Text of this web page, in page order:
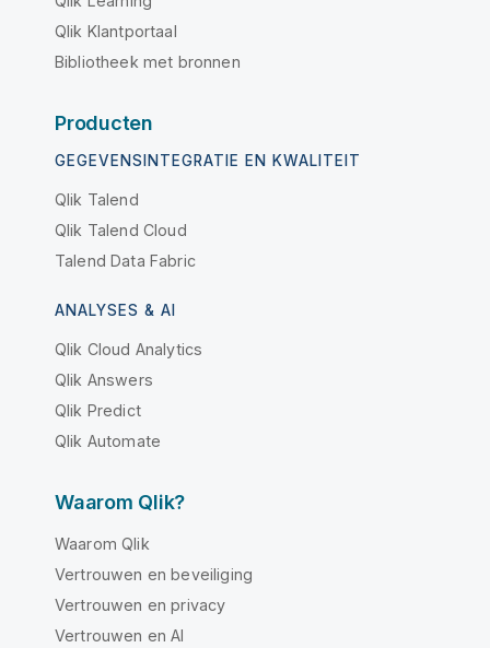
Qlik Klantportaal
Bibliotheek met bronnen
Producten
GEGEVENSINTEGRATIE EN KWALITEIT
Qlik Talend
Qlik Talend Cloud
Talend Data Fabric
ANALYSES & AI
Qlik Cloud Analytics
Qlik Answers
Qlik Predict
Qlik Automate
Waarom Qlik?
Waarom Qlik
Vertrouwen en beveiliging
Vertrouwen en privacy
Vertrouwen en AI